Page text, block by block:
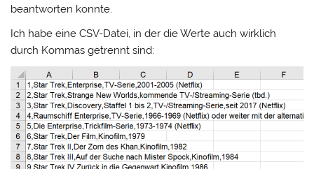
beantworten konnte.
Ich habe eine CSV-Datei, in der die Werte auch wirklich
durch Kommas getrennt sind: